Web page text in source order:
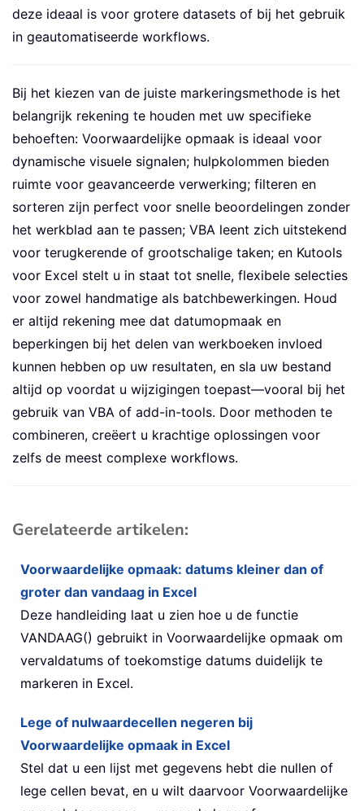
deze ideaal is voor grotere datasets of bij het gebruik
in geautomatiseerde workflows.
Bij het kiezen van de juiste markeringsmethode is het
belangrijk rekening te houden met uw specifieke
behoeften: Voorwaardelijke opmaak is ideaal voor
dynamische visuele signalen; hulpkolommen bieden
ruimte voor geavanceerde verwerking; filteren en
sorteren zijn perfect voor snelle beoordelingen zonder
het werkblad aan te passen; VBA leent zich uitstekend
voor terugkerende of grootschalige taken; en Kutools
voor Excel stelt u in staat tot snelle, flexibele selecties
voor zowel handmatige als batchbewerkingen. Houd
er altijd rekening mee dat datumopmaak en
beperkingen bij het delen van werkboeken invloed
kunnen hebben op uw resultaten, en sla uw bestand
altijd op voordat u wijzigingen toepast—vooral bij het
gebruik van VBA of add-in-tools. Door methoden te
combineren, creëert u krachtige oplossingen voor
zelfs de meest complexe workflows.
Gerelateerde artikelen:
Voorwaardelijke opmaak: datums kleiner dan of
groter dan vandaag in Excel
Deze handleiding laat u zien hoe u de functie
VANDAAG() gebruikt in Voorwaardelijke opmaak om
vervaldatums of toekomstige datums duidelijk te
markeren in Excel.
Lege of nulwaardecellen negeren bij
Voorwaardelijke opmaak in Excel
Stel dat u een lijst met gegevens hebt die nullen of
lege cellen bevat, en u wilt daarvoor Voorwaardelijke